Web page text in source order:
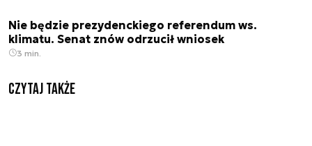
Nie będzie prezydenckiego referendum ws.
klimatu. Senat znów odrzucił wniosek
3 min.
Czytaj także